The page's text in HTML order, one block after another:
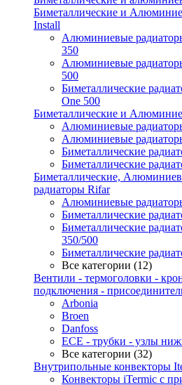
Биметаллические и
Install
Алюминиевые
350
Алюминиевые
500
Биметаллические
One 500
Биметаллические и
Алюминиевые
Алюминиевые
Биметаллические
Биметаллические
Биметаллические,
радиаторы Rifar
Алюминиевые
Биметаллические
Биметаллические
350/500
Биметаллические
Все категории (12)
Вентили - термоголовки -
подключения -
Arbonia
Broen
Danfoss
ECE - трубки - узлы
Все категории (32)
Внутрипольные конвекторы
Конвекторы iTermic c